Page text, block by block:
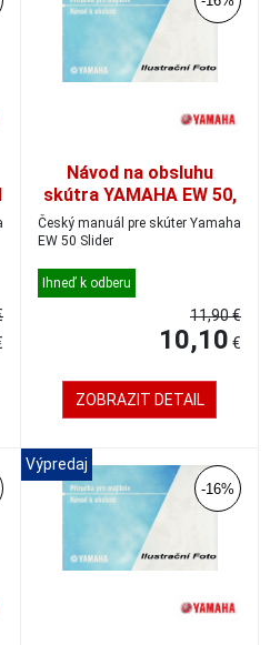
Návod na obsluhu
skútra YAMAHA EW 50,
český
Český manuál pre skúter Yamaha
EW 50 Slider
Ihneď k odberu
11,90 €
10,10 €
ZOBRAZIT DETAIL
Výpredaj
-16%